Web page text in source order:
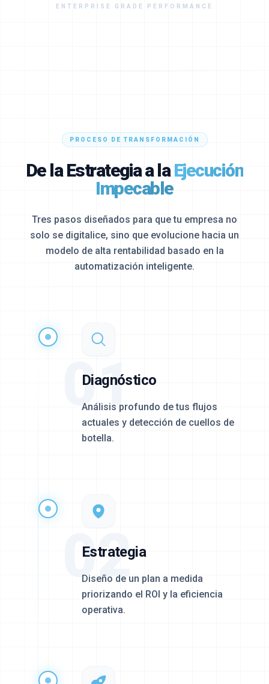
ENTERPRISE GRADE PERFORMANCE
PROCESO DE TRANSFORMACIÓN
De la Estrategia a laEjecución
Impecable
Tres pasos diseñados para que tu empresa no
solo se digitalice, sino que evolucione hacia un
modelo de alta rentabilidad basado en la
automatización inteligente.
01
Diagnóstico
Análisis profundo de tus flujos
actuales y detección de cuellos de
botella.
02
Estrategia
Diseño de un plan a medida
priorizando el ROI y la eficiencia
operativa.